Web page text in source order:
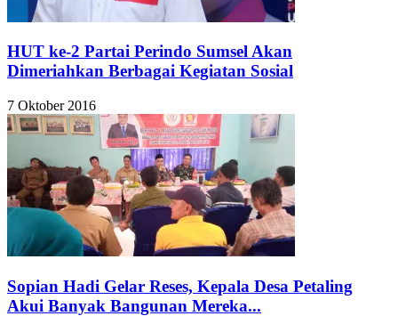
HUT ke-2 Partai Perindo Sumsel Akan
Dimeriahkan Berbagai Kegiatan Sosial
7 Oktober 2016
Sopian Hadi Gelar Reses, Kepala Desa Petaling
Akui Banyak Bangunan Mereka...